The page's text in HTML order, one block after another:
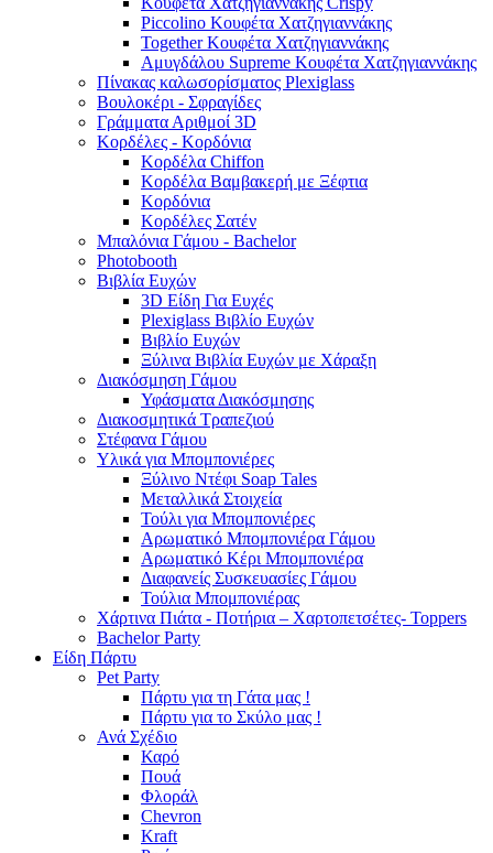
Piccolino Κουφέτα Χατζηγιαννάκης
Together Κουφέτα Χατζηγιαννάκης
Αμυγδάλου Supreme Κουφέτα Χατζηγιαννάκης
Πίνακας καλωσορίσματος Plexiglass
Βουλοκέρι - Σφραγίδες
Γράμματα Αριθμοί 3D
Κορδέλες - Κορδόνια
Κορδέλα Chiffon
Κορδέλα Βαμβακερή με Ξέφτια
Κορδόνια
Κορδέλες Σατέν
Μπαλόνια Γάμου - Bachelor
Photobooth
Βιβλία Ευχών
3D Είδη Για Ευχές
Plexiglass Βιβλίο Ευχών
Βιβλίο Ευχών
Ξύλινα Βιβλία Ευχών με Χάραξη
Διακόσμηση Γάμου
Υφάσματα Διακόσμησης
Διακοσμητικά Τραπεζιού
Στέφανα Γάμου
Υλικά για Μπομπονιέρες
Ξύλινο Ντέφι Soap Tales
Μεταλλικά Στοιχεία
Τούλι για Μπομπονιέρες
Αρωματικό Μπομπονιέρα Γάμου
Αρωματικό Κέρι Μπομπονιέρα
Διαφανείς Συσκευασίες Γάμου
Τούλια Μπομπονιέρας
Χάρτινα Πιάτα - Ποτήρια – Χαρτοπετσέτες- Toppers
Bachelor Party
Είδη Πάρτυ
Pet Party
Πάρτυ για τη Γάτα μας !
Πάρτυ για το Σκύλο μας !
Ανά Σχέδιο
Καρό
Πουά
Φλοράλ
Chevron
Kraft